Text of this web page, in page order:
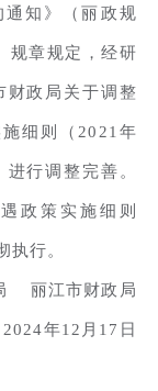
知》（丽政规
规章规定，经研
财政局关于调整
细则（2021年
行调整完善。
政策实施细则
执行。
丽江市财政局
2024年12月17日